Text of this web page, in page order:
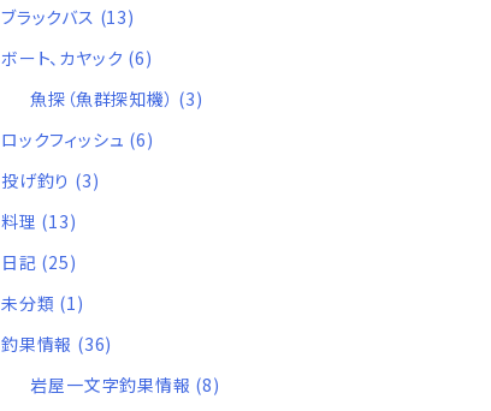
ブラックバス (13)
ボート、カヤック (6)
魚探（魚群探知機） (3)
ロックフィッシュ (6)
投げ釣り (3)
料理 (13)
日記 (25)
未分類 (1)
釣果情報 (36)
岩屋一文字釣果情報 (8)